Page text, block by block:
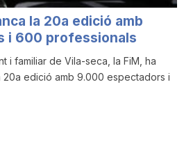
la 20a edició amb
i 600 professionals
i familiar de Vila-seca, la FiM, ha
20a edició amb 9.000 espectadors i